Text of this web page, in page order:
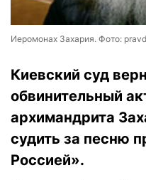
Иеромонах Захария. Фото:
Киевский суд
обвинительный
архимандрита
судить за песню
Россией».